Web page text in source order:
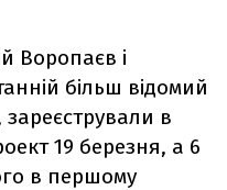
Воропаєв і
більш відомий
зареєстрували в
19 березня, а 6
в першому